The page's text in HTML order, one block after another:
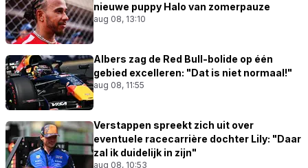
nieuwe puppy Halo van zomerpauze
aug 08, 13:10
Albers zag de Red Bull-bolide op één
gebied excelleren: "Dat is niet normaal!"
aug 08, 11:55
Verstappen spreekt zich uit over
eventuele racecarrière dochter Lily: "Daar
zal ik duidelijk in zijn"
aug 08, 10:53